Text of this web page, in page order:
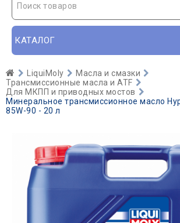
Поиск товаров
КАТАЛОГ
LiquiMoly
Масла и смазки
Трансмиссионные масла и ATF
Для МКПП и приводных мостов
Минеральное трансмиссионное масло
85W-90 - 20 л